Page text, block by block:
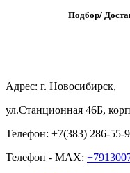
Подбор/Д
Адрес: г. Новосибирск,
ул.Станционная 46Б,
Телефон: +7(383) 286-55-
Телефон - MAX: